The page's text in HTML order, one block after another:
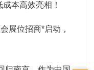
本高效亮相！
展位招商*启动，